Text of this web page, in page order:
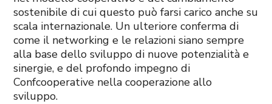
sostenibile di cui questo può farsi carico anche su
scala internazionale. Un ulteriore conferma di
come il networking e le relazioni siano sempre
alla base dello sviluppo di nuove potenzialità e
sinergie, e del profondo impegno di
Confcooperative nella cooperazione allo
sviluppo.